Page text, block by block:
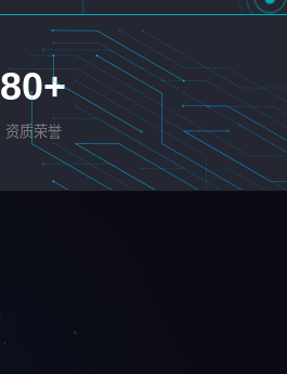
80+
资质荣誉